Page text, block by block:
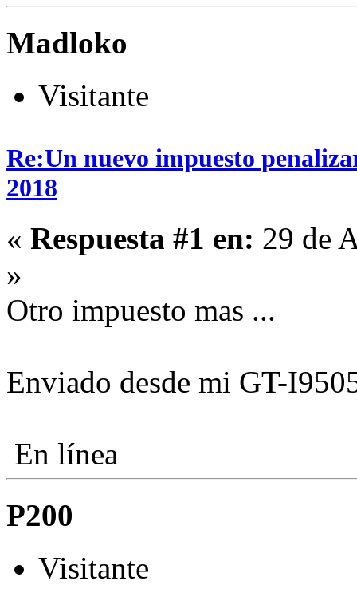
Madloko
Visitante
Re:Un nuevo impuesto
2018
« Respuesta #1 en: 29 de
»
Otro impuesto mas ...
Enviado desde mi GT-
En línea
P200
Visitante